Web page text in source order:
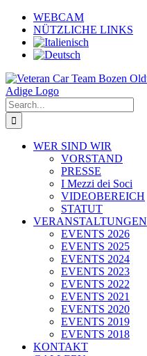
Skip
content
WEBCAM
NÜTZLICHE LINKS
Search
for:
WER SIND WIR
VORSTAND
PRESSE
I Mezzi dei Soci
VIDEOBEREICH
STATUT
VERANSTALTUNGEN
EVENTS 2026
EVENTS 2025
EVENTS 2024
EVENTS 2023
EVENTS 2022
EVENTS 2021
EVENTS 2020
EVENTS 2019
EVENTS 2018
KONTAKT